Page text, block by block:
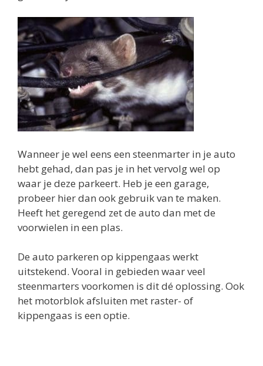
Wanneer je wel eens een steenmarter in je auto
hebt gehad, dan pas je in het vervolg wel op
waar je deze parkeert. Heb je een garage,
probeer hier dan ook gebruik van te maken.
Heeft het geregend zet de auto dan met de
voorwielen in een plas.
De auto parkeren op kippengaas werkt
uitstekend. Vooral in gebieden waar veel
steenmarters voorkomen is dit dé oplossing. Ook
het motorblok afsluiten met raster- of
kippengaas is een optie.